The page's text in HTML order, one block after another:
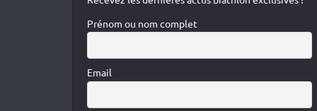
Prénom ou nom complet
Email